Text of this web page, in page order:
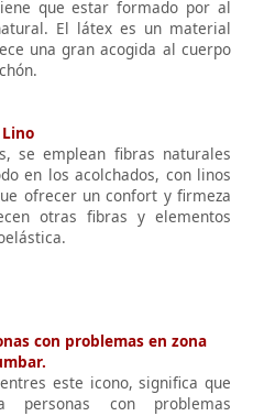
que estar formado por al
El látex es un material
una gran acogida al cuerpo
Lino
se emplean fibras naturales
en los acolchados, con linos
ofrecer un confort y firmeza
otras fibras y elementos
con problemas en zona
este icono, significa que
personas con problemas